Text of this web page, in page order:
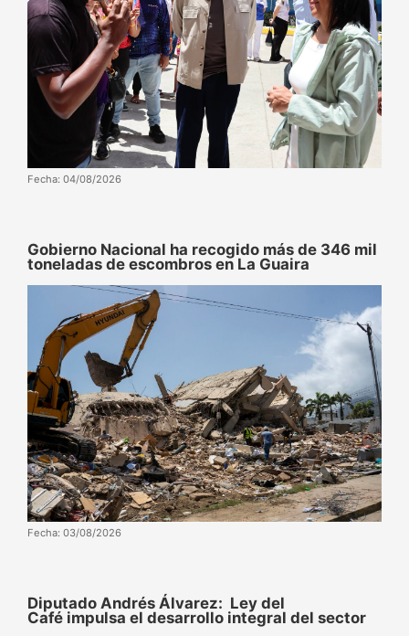
Fecha: 04/08/2026
Gobierno Nacional ha recogido más de 346 mil
toneladas de escombros en La Guaira
Fecha: 03/08/2026
Diputado Andrés Álvarez: Ley del
Café impulsa el desarrollo integral del sector